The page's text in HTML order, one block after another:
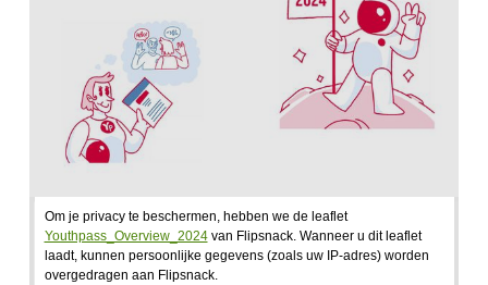
Om je privacy te beschermen, hebben we de leaflet
Youthpass_Overview_2024van Flipsnack. Wanneer u dit leaflet
laadt, kunnen persoonlijke gegevens (zoals uw IP-adres) worden
overgedragen aan Flipsnack.